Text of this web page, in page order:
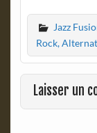
c
e
b
o
o
k
i
n
t
F
r
i
e
n
Jazz
Rock,
Laisser un